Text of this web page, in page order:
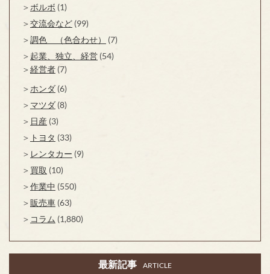
ボルボ (1)
交流会など (99)
調色 （色合わせ）
(7)
起業、独立、経営 (54)
経営者 (7)
ホンダ (6)
マツダ (8)
日産 (3)
トヨタ (33)
レンタカー (9)
買取 (10)
作業中 (550)
販売車 (63)
コラム (1,880)
最新記事 ARTICLE